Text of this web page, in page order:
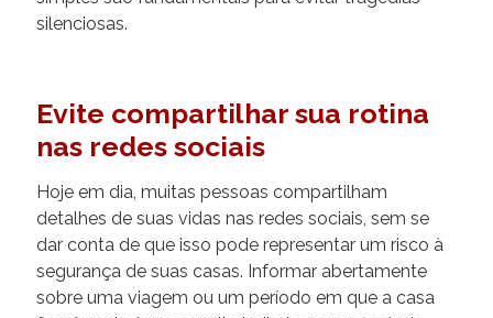
silenciosas.
Evite compartilhar sua rotina
nas redes sociais
Hoje em dia, muitas pessoas compartilham
detalhes de suas vidas nas redes sociais, sem se
dar conta de que isso pode representar um risco à
segurança de suas casas. Informar abertamente
sobre uma viagem ou um período em que a casa